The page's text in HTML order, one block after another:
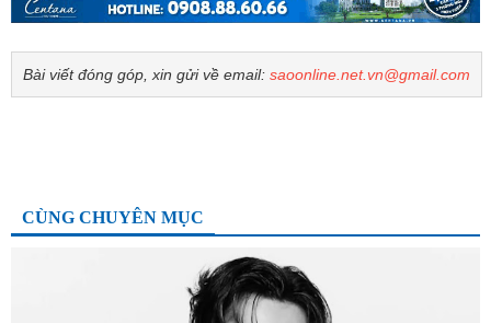
Bài viết đóng góp, xin gửi về email: saoonline.net.vn@gmail.com
CÙNG CHUYÊN MỤC